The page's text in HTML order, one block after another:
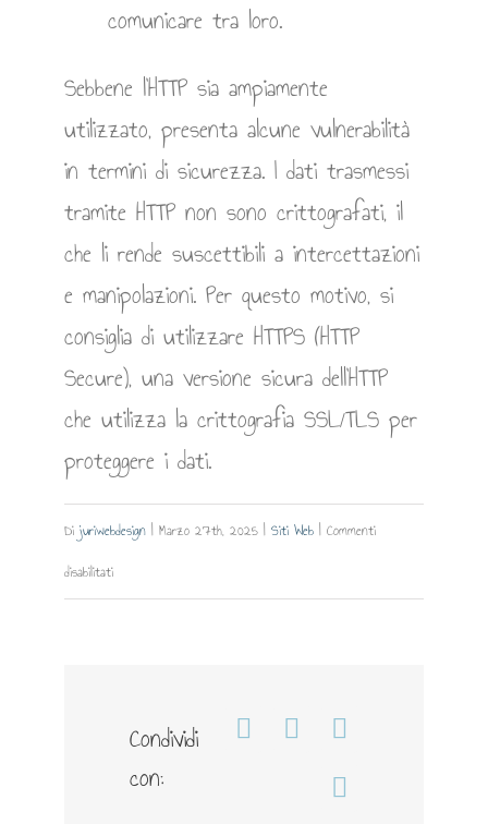
comunicare tra loro.
Sebbene l’HTTP sia ampiamente
utilizzato, presenta alcune vulnerabilità
in termini di sicurezza. I dati trasmessi
tramite HTTP non sono crittografati, il
che li rende suscettibili a intercettazioni
e manipolazioni. Per questo motivo, si
consiglia di utilizzare HTTPS (HTTP
Secure), una versione sicura dell’HTTP
che utilizza la crittografia SSL/TLS per
proteggere i dati.
Dijuriwebdesign | Marzo 27th, 2025 | Siti Web | Commenti
disabilitatisu
Condividi
con:
Facebook
WhatsApp
Telegram
Email